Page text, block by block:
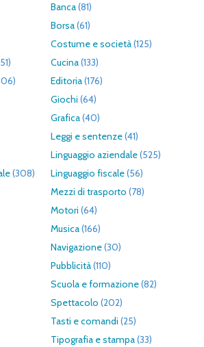
Banca(81)
Borsa(61)
Costume e società(125)
Cucina(133)
Editoria(176)
Giochi (64)
Grafica(40)
Leggi e sentenze(41)
Linguaggio aziendale(525)
(308) Linguaggio fiscale(56)
Mezzi di trasporto (78)
Motori (64)
Musica(166)
Navigazione(30)
Pubblicità(110)
Scuola e formazione(82)
Spettacolo (202)
Tasti e comandi (25)
Tipografia e stampa(33)